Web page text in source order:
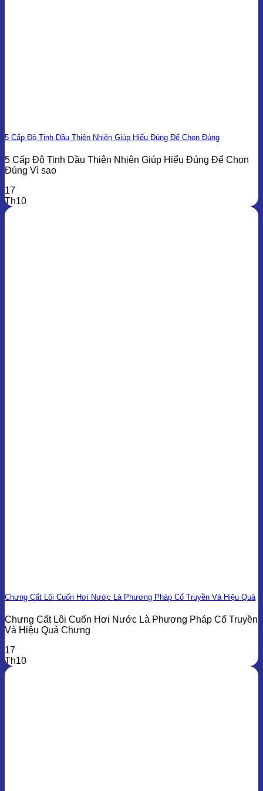
5 Cấp Độ Tinh Dầu Thiên Nhiên Giúp Hiểu Đúng Để Chọn Đúng
5 Cấp Độ Tinh Dầu Thiên Nhiên Giúp Hiểu Đúng Để Chọn
Đúng Vì sao
17
Th10
Chưng Cất Lôi Cuốn Hơi Nước Là Phương Pháp Cổ Truyền Và Hiệu Quả
Chưng Cất Lôi Cuốn Hơi Nước Là Phương Pháp Cổ Truyền
Và Hiệu Quả Chưng
17
Th10